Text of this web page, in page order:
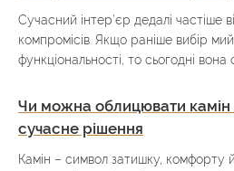
Сучасний інтер’єр дедалі частіше
компромісів. Якщо раніше вибір
функціональності, то сьогодні вона
Чи можна облицювати камін
сучасне рішення
Камін – символ затишку, комфорту